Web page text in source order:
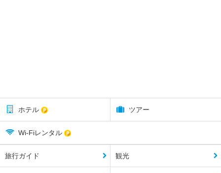
ホテル ツアー
Wi-Fiレンタル
旅行ガイド 観光